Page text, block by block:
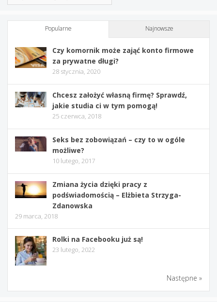
Popularne Najnowsze
Czy komornik może zająć konto firmowe
za prywatne długi?
28 stycznia, 2020
Chcesz założyć własną firmę? Sprawdź,
jakie studia ci w tym pomogą!
25 czerwca, 2018
Seks bez zobowiązań – czy to w ogóle
możliwe?
10 lutego, 2017
Zmiana życia dzięki pracy z
podświadomością – Elżbieta Strzyga-
Zdanowska
29 marca, 2018
Rolki na Facebooku już są!
23 lutego, 2022
Następne »